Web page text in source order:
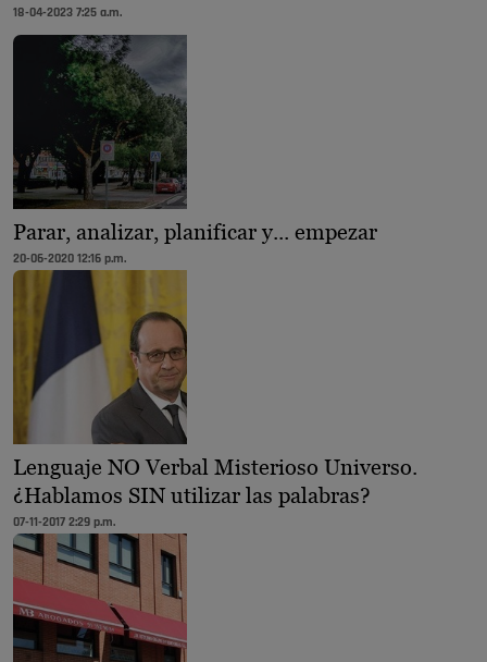
18-04-2023 7:25 a.m.
Parar, analizar, planificar y... empezar
20-06-2020 12:16 p.m.
Lenguaje NO Verbal Misterioso Universo.
¿Hablamos SIN utilizar las palabras?
07-11-2017 2:29 p.m.